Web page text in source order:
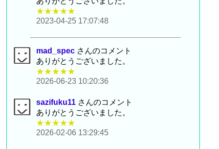
★★★★★
2023-04-25 17:07:48
mad_spec さんのコメント
ありがとうございました。
★★★★★
2026-06-23 10:20:36
sazifuku11 さんのコメント
ありがとうございました。
★★★★★
2026-02-06 13:29:45